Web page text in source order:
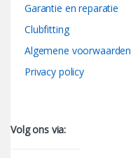
Garantie en reparatie
Clubfitting
Algemene voorwaarden
Privacy policy
Volg ons via: